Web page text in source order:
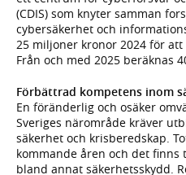
(CDIS) som knyter samman
cybersäkerhet och
25 miljoner kronor 2024 för
Från och med 2025 beräknas
Förbättrad kompetens inom
En föränderlig och osäker
Sveriges närområde kräver
säkerhet och krisberedskap.
kommande åren och det finns
bland annat säkerhetsskydd.